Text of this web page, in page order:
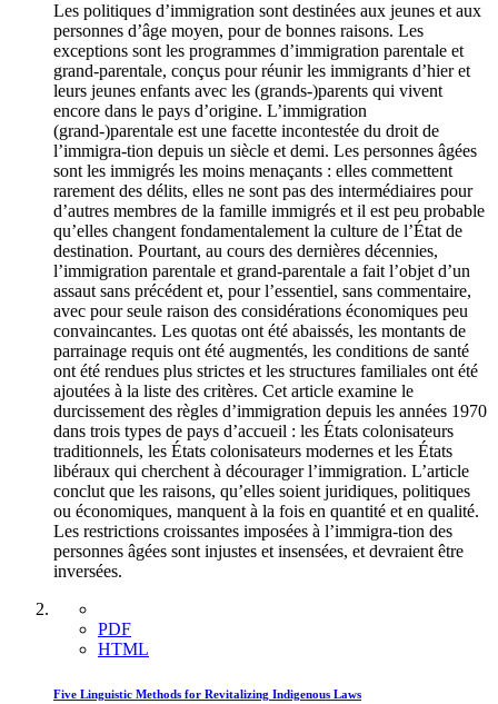
Les politiques d’immigration sont destinées aux jeunes et aux
personnes d’âge moyen, pour de bonnes raisons. Les
exceptions sont les programmes d’immigration parentale et
grand-parentale, conçus pour réunir les immigrants d’hier et
leurs jeunes enfants avec les (grands-)parents qui vivent
encore dans le pays d’origine. L’immigration
(grand-)parentale est une facette incontestée du droit de
l’immigra-tion depuis un siècle et demi. Les personnes âgées
sont les immigrés les moins menaçants : elles commettent
rarement des délits, elles ne sont pas des intermédiaires pour
d’autres membres de la famille immigrés et il est peu probable
qu’elles changent fondamentalement la culture de l’État de
destination. Pourtant, au cours des dernières décennies,
l’immigration parentale et grand-parentale a fait l’objet d’un
assaut sans précédent et, pour l’essentiel, sans commentaire,
avec pour seule raison des considérations économiques peu
convaincantes. Les quotas ont été abaissés, les montants de
parrainage requis ont été augmentés, les conditions de santé
ont été rendues plus strictes et les structures familiales ont été
ajoutées à la liste des critères. Cet article examine le
durcissement des règles d’immigration depuis les années 1970
dans trois types de pays d’accueil : les États colonisateurs
traditionnels, les États colonisateurs modernes et les États
libéraux qui cherchent à décourager l’immigration. L’article
conclut que les raisons, qu’elles soient juridiques, politiques
ou économiques, manquent à la fois en quantité et en qualité.
Les restrictions croissantes imposées à l’immigra-tion des
personnes âgées sont injustes et insensées, et devraient être
inversées.
PDF
HTML
Five Linguistic Methods for Revitalizing Indigenous Laws